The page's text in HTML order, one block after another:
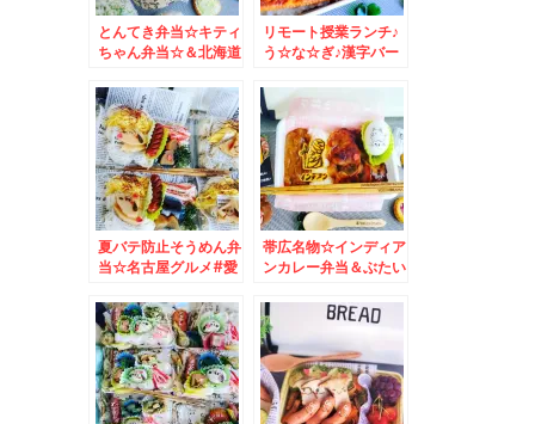
とんてき弁当☆キティ
ちゃん弁当☆＆北海道
鮮丼☆
リモート授業ランチ♪
う☆な☆ぎ♪漢字バー
チ☆
夏バテ防止そうめん弁
当☆名古屋グルメ#愛
帯広名物☆インディア
ンカレー弁当＆ぶたい